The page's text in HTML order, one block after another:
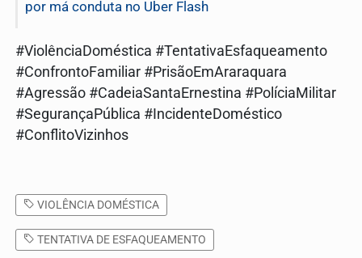
por má conduta no Uber Flash
#ViolênciaDoméstica #TentativaEsfaqueamento
#ConfrontoFamiliar #PrisãoEmAraraquara
#Agressão #CadeiaSantaErnestina #PolíciaMilitar
#SegurançaPública #IncidenteDoméstico
#ConflitoVizinhos
VIOLÊNCIA DOMÉSTICA
TENTATIVA DE ESFAQUEAMENTO